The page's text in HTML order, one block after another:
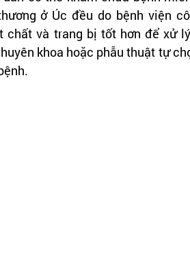
ở Úc đều do bệnh viện
chất và trang bị tốt hơn để xử
khoa hoặc phẫu thuật tự